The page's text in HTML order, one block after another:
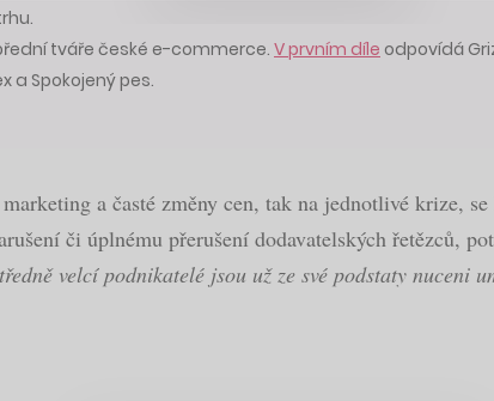
tváře české e-commerce. V prvním díle odpovídá
a Spokojený pes.
a časté změny cen, tak na jednotlivé krize,
či úplnému přerušení dodavatelských řetězců,
velcí podnikatelé jsou už ze své podstaty nuceni